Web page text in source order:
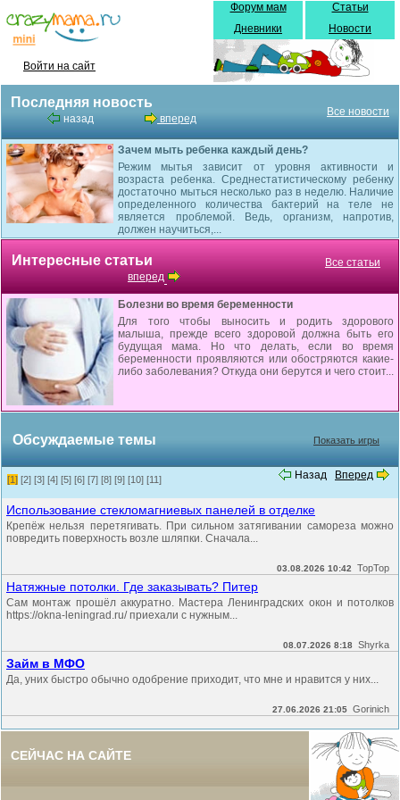
Войти на сайт
Форум мам
Дневники
Статьи
Новости
Последняя новость
назад вперед
Все новости
Зачем мыть ребенка каждый день?
Режим мытья зависит от уровня активности и
возраста ребенка. Среднестатистическому ребенку
достаточно мыться несколько раз в неделю. Наличие
определенного количества бактерий на теле не
является проблемой. Ведь, организм, напротив,
должен научиться,...
Интересные статьи
вперед
Все статьи
Болезни во время беременности
Для того чтобы выносить и родить здорового
малыша, прежде всего здоровой должна быть его
будущая мама. Но что делать, если во время
беременности проявляются или обостряются какие-
либо заболевания? Откуда они берутся и чего стоит...
Обсуждаемые темы Показать игры
Назад Вперед
[1] [2] [3] [4] [5] [6] [7] [8] [9] [10] [11]
Использование стекломагниевых панелей в отделке
Крепёж нельзя перетягивать. При сильном затягивании самореза можно
повредить поверхность возле шляпки. Сначала...
03.08.2026 10:42 TopTop
Натяжные потолки. Где заказывать? Питер
Сам монтаж прошёл аккуратно. Мастера Ленинградских окон и потолков
https://okna-leningrad.ru/ приехали с нужным...
08.07.2026 8:18 Shyrka
Займ в МФО
Да, уних быстро обычно одобрение приходит, что мне и нравится у них...
27.06.2026 21:05 Gorinich
СЕЙЧАС НА САЙТЕ